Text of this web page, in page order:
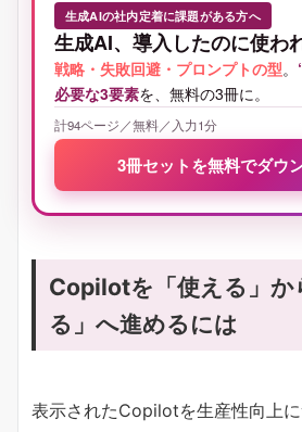
生成AIの社内定着に課題がある方へ
生成AI、導入したのに使わ
戦略・失敗回避・プロンプトの型。
必要な3要素を、無料の3冊に。
計94ページ／無料／入力1分
3冊セットを無料でダウ
Copilotを「使える」か
る」へ進めるには
表示されたCopilotを生産性向上